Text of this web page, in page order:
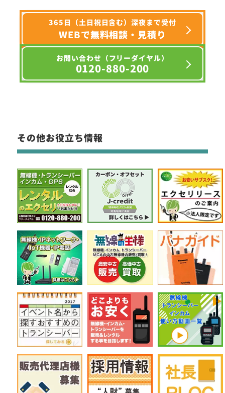
365日（土日祝日含む）深夜まで受付
WEBで無料相談・見積り
お問い合わせ（フリーダイヤル）
0120-880-200
その他お役立ち情報